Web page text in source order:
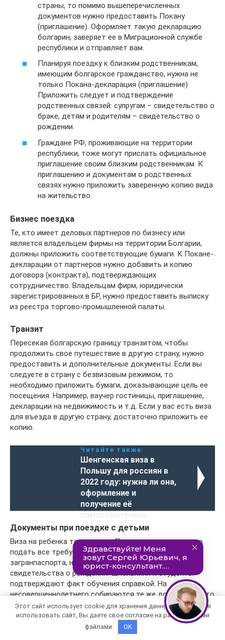
страны, то помимо вышеперечисленных
документов нужно предоставить Покану
(приглашение). Оформляет такую декларацию
болгарин, заверяет ее в Миграционной службе
республики и отправляет вам.
Планируя поездку к близким родственникам,
имеющим болгарское гражданство, нужна не
только Покана-декларация (приглашение).
Приложить следует и подтверждение
родственных связей: супругам – свидетельство о
браке, детям и родителям – свидетельство о
рождении.
Граждане РФ, проживающие на территории
республики, тоже могут прислать официальное
приглашение своим близким родственникам. К
приглашению и документам о родственных
связях нужно приложить заверенную копию вида
на жительство.
Бизнес поездка
Те, кто имеет деловых партнеров по бизнесу или
является владельцем фирмы на территории Болгарии,
должны приложить соответствующие бумаги. К Покане-
декларации от партнеров нужно добавить и копию
договора (контракта), подтверждающих
сотрудничество. Владельцам фирм, юридически
зарегистрированных в БР, нужно предоставить выписку
из реестра торгово-промышленной палаты.
Транзит
Пересекая болгарскую границу транзитом, чтобы
продолжить свое путешествие в другую страну, нужно
предоставить и дополнительные документы. Если вы
следуете в страну с безвизовым режимом, то
необходимо приложить бумаги, доказывающие цель ее
посещения. Например, ваучер гостиницы, приглашение,
декларации на недвижимость и т.д. Если у вас есть виза
для въезда в другую страну, достаточно приложить ее
копию.
Читайте также:
Шенгенская виза в
Польшу для россиян в
2022 году: нужна ли она,
оформление и
получение её
Документы при поездке с детьми
Виза на ребенка тоже нужна. Поэтому и на него нужно
подать все требуемые документы. Помимо
загранпаспорта, необходимо предъявить копию
свидетельства о рождении. Школьники и студенты
подтверждают факт обучения справкой. На
несовершеннолетнего собираются те же документы, что
и на взрослого.
Отдельно на юного путешественника заполняется
Этот сайт использует cookie для хранения данных. Продолжая
использовать сайт, Вы даете свое согласие на работу с этими
файлами.
OK